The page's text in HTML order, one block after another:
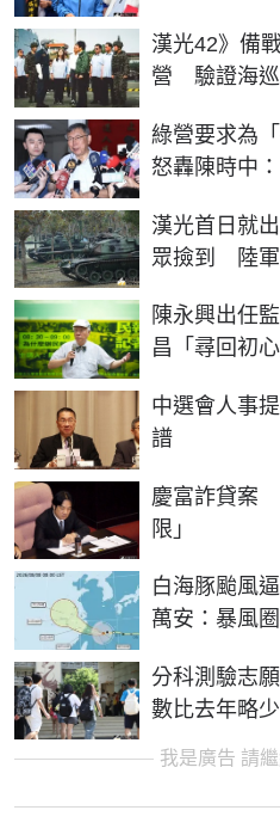
漢光42》備
營 驗證海巡
綠營要求為
怒轟陳時中
漢光首日就
眾撿到 陸軍
陳永興出任
昌「尋回初
中選會人事
譜
慶富詐貸案
限」
白海豚颱風
萬安：暴風
分科測驗志
數比去年略
我是廣告 請